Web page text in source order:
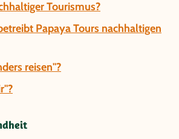
Tourismus?
Papaya Tours nachhaltigen
reisen"?